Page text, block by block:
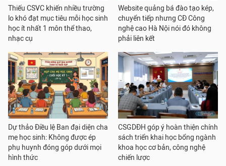
Thiếu CSVC khiến nhiều trường
lo khó đạt mục tiêu mỗi học sinh
học ít nhất 1 môn thể thao,
nhạc cụ
Website quảng bá đào tạo kép,
chuyển tiếp nhưng CĐ Công
nghệ cao Hà Nội nói đó không
phải liên kết
Dự thảo Điều lệ Ban đại diện cha
mẹ học sinh: Không được ép
phụ huynh đóng góp dưới mọi
hình thức
CSGDĐH góp ý hoàn thiện chính
sách triển khai học bổng ngành
khoa học cơ bản, công nghệ
chiến lược